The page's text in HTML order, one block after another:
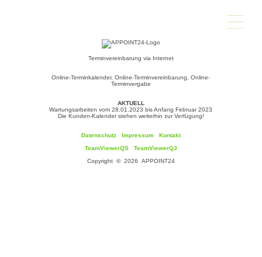
Terminvereinbarung via Internet
Online-Terminkalender, Online-Terminvereinbarung, Online-
Terminvergabe
AKTUELL
Wartungsarbeiten vom 28.01.2023 bis Anfang Februar 2023
Die Kunden-Kalender stehen weiterhin zur Verfügung!
Datenschutz Impressum
Kontakt
TeamViewerQS
TeamViewerQJ
Copyright © 2026 APPOINT24